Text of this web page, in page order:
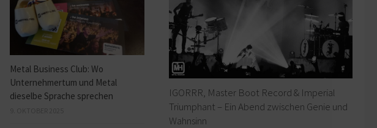
IGORRR, Master Boot Record & Imperial
Triumphant – Ein Abend zwischen Genie und
Wahnsinn
Metal Business Club: Wo
Unternehmertum und Metal
dieselbe Sprache sprechen